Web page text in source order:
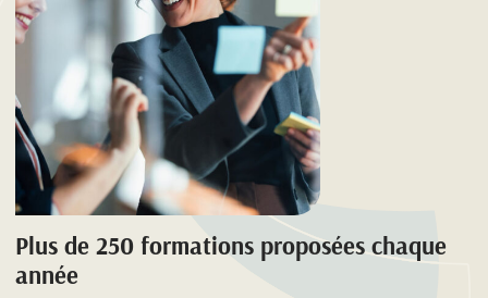
Plus de 250 formations proposées chaque
année